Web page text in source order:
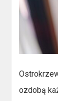
ozdobą